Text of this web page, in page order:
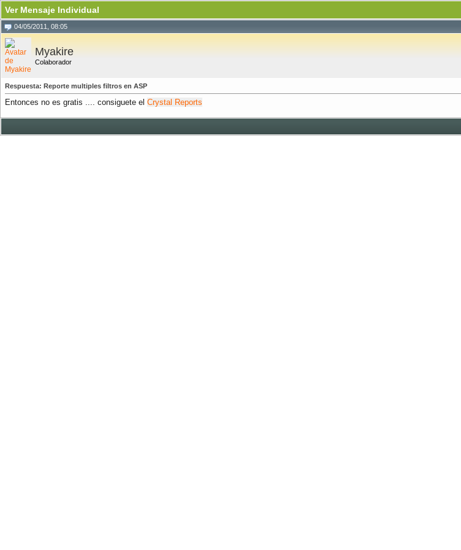
Ver Mensaje Individual
04/05/2011, 08:05
Myakire
Colaborador
Respuesta: Reporte multiples filtros en ASP
Entonces no es gratis .... consiguete el Crystal Reports